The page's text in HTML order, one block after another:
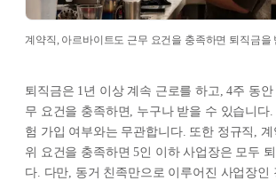
계약직, 아르바이트도 근무 요건을 충족하면 퇴직금을
퇴직금은 1년 이상 계속 근로를 하고, 4주 동
무 요건을 충족하면, 누구나 받을 수 있습니다
험 가입 여부와는 무관합니다. 또한 정규직,
위 요건을 충족하면 5인 이하 사업장은 모두
다. 다만, 동거 친족만으로 이루어진 사업장인